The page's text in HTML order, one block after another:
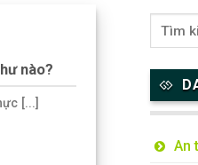
nào?
[...]
An